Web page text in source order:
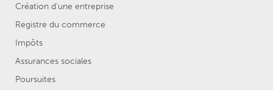
Création d'une entreprise
Registre du commerce
Impôts
Assurances sociales
Poursuites